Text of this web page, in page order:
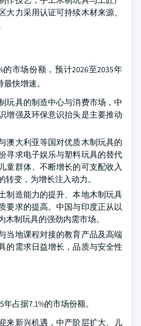
大力采用认证可持续木材来源、
的市场份额，预计2026至2035年
快增速。
玩具的制造中心与消费市场，中
增强及环保意识抬头是主要推动
澳大利亚等国对优质木制玩具的
寻求电子娱乐与塑料玩具的替代
童群体、不断增长的可支配收入
变，为增长注入动力。
制造能力的提升、本地木制玩具
要求的提高。中国与印度正从以
制玩具的强劲内需市场。
当地课程对接的教育产品及高端
的需求日益增长，品质与安全性
占据7.1%的市场份额。
来新兴机遇，中产阶层扩大、儿